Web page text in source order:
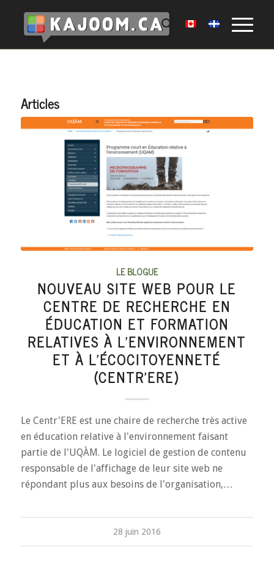
Articles
LE BLOGUE
NOUVEAU SITE WEB POUR LE
CENTRE DE RECHERCHE EN
ÉDUCATION ET FORMATION
RELATIVES À L’ENVIRONNEMENT
ET À L’ÉCOCITOYENNETÉ
(CENTR’ERE)
Le Centr'ERE est une chaire de recherche très active
en éducation relative à l'environnement faisant
partie de l'UQÀM. Le logiciel de gestion de contenu
responsable de l'affichage de leur site web ne
répondant plus aux besoins de l'organisation,…
28 juin 2016